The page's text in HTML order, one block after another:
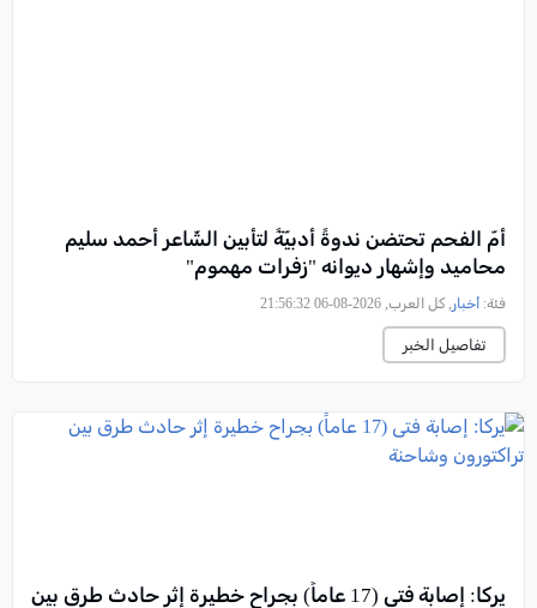
أمّ الفحم تحتضن ندوةً أدبيّةً لتأبين الشّاعر أحمد سليم
محاميد وإشهار ديوانه "زفرات مهموم"
فئة: أخبار , كل العرب, 2026-08-06 21:56:32
تفاصيل الخبر
يركا: إصابة فتى (17 عاماً) بجراح خطيرة إثر حادث طرق بين